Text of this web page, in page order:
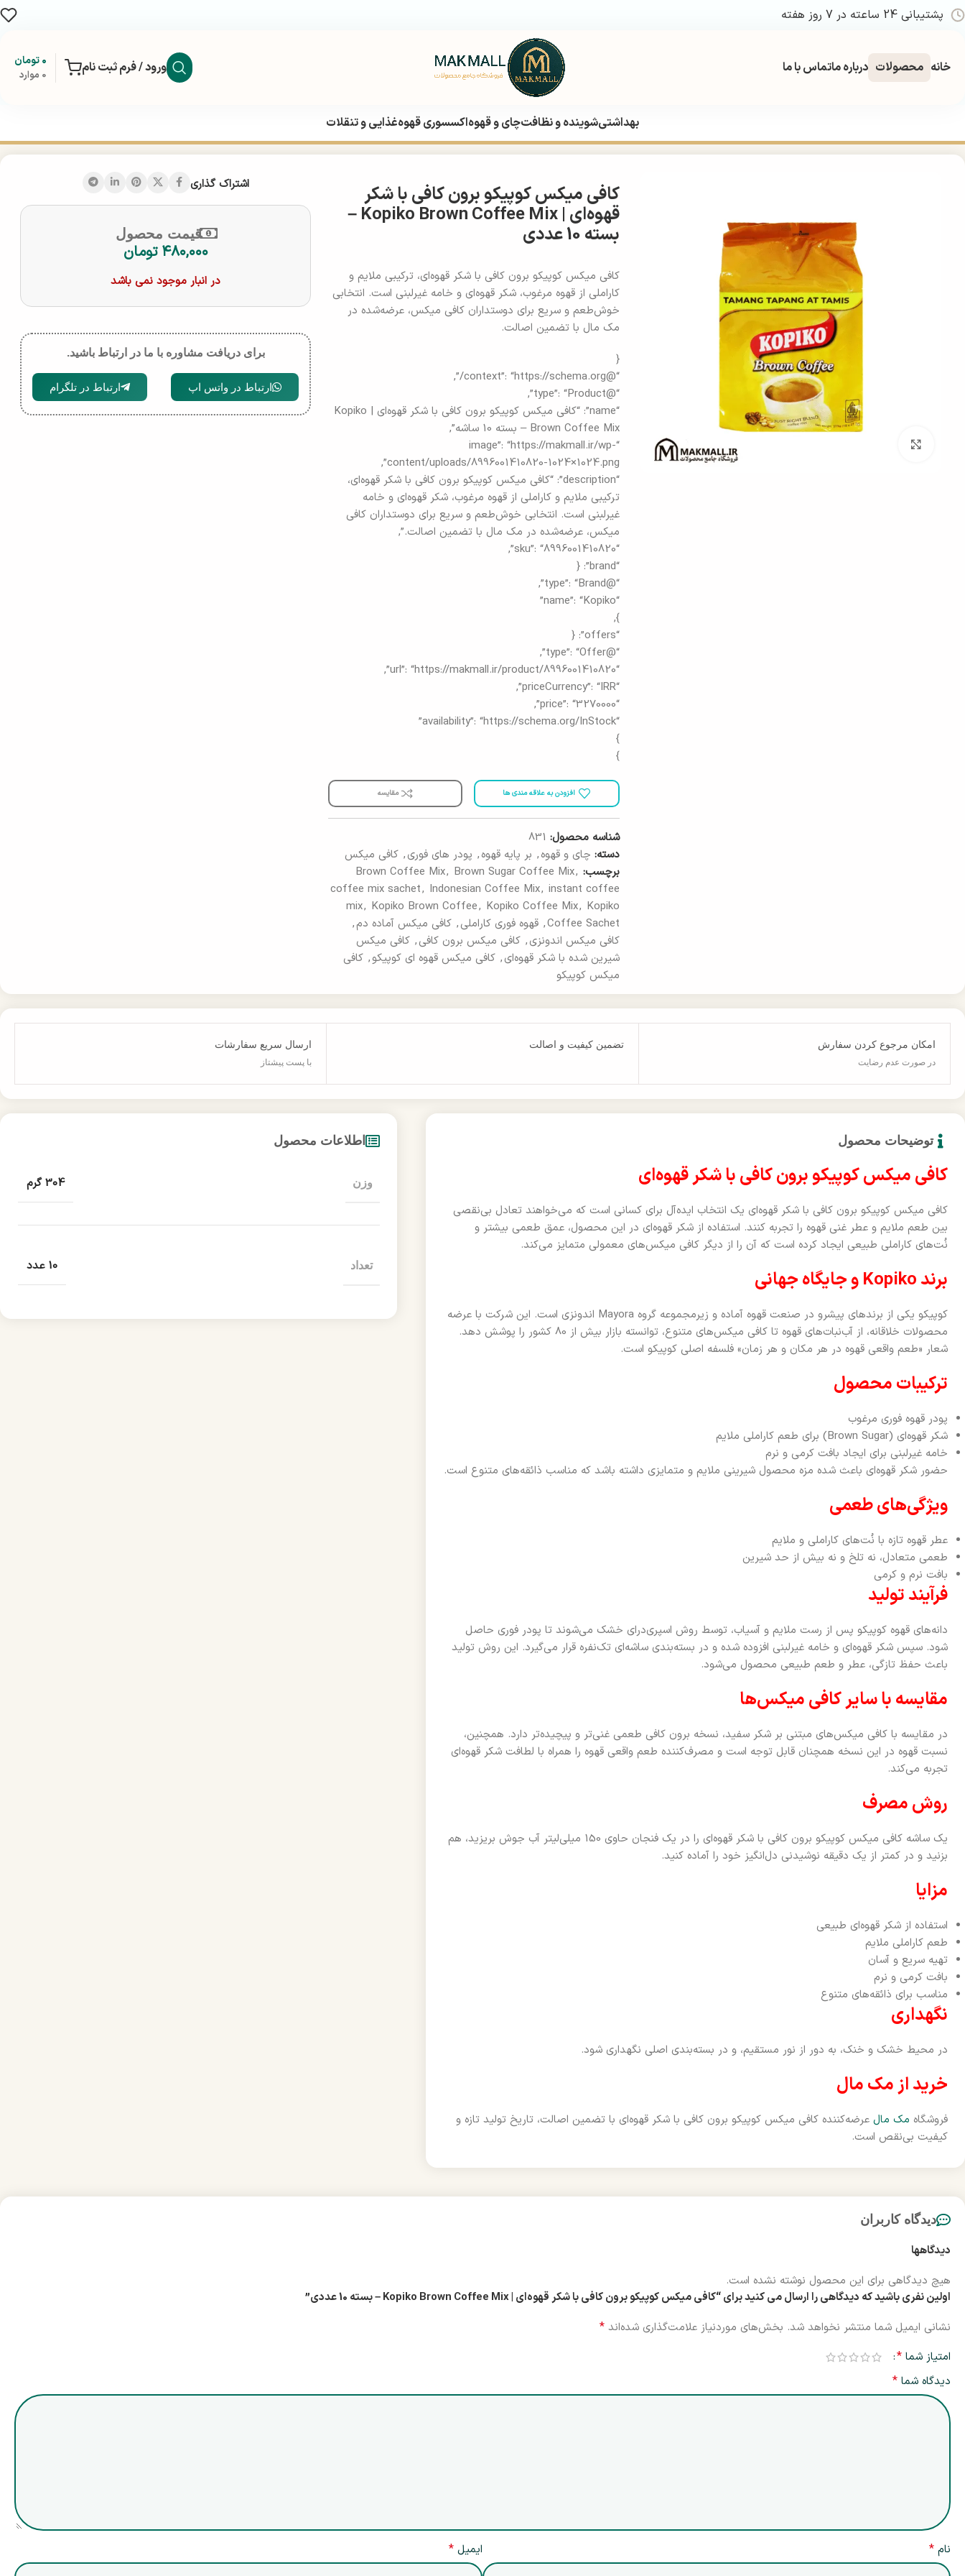
پشتیبانی 24 ساعته در 7 روز هفته
خانه محصولات درباره ماتماس با ما ورود / فرم ثبت نام 0 موارد
۰تومان
بهداشتیشوینده و نظافتچای و قهوهاکسسوری قهوهغذایی و تنقلات
خانه چای و قهوه پودر های فوری بر پایه قهوه کافی میکس کافی میکس کوپیکو برون کافی با شکر قهوه‌ای | Kopiko Brown Coffee Mix – بسته 10 عددی
کافی میکس کوپیکو برون کافی با شکر
قهوه‌ای | Kopiko Brown Coffee Mix –
بسته 10 عددی
کافی میکس کوپیکو برون کافی با شکر قهوه‌ای، ترکیبی ملایم و
کاراملی از قهوه مرغوب، شکر قهوه‌ای و خامه غیرلبنی است. انتخابی
خوش‌طعم و سریع برای دوستداران کافی میکس، عرضه‌شده در
مک مال با تضمین اصالت.
{
“@context”: “https://schema.org/”,
“@type”: “Product”,
“name”: “کافی میکس کوپیکو برون کافی با شکر قهوه‌ای | Kopiko
Brown Coffee Mix – بسته 10 ساشه”,
“image”: “https://makmall.ir/wp-
content/uploads/8996001410820-1024×1024.png”,
“description”: “کافی میکس کوپیکو برون کافی با شکر قهوه‌ای،
ترکیبی ملایم و کاراملی از قهوه مرغوب، شکر قهوه‌ای و خامه
غیرلبنی است. انتخابی خوش‌طعم و سریع برای دوستداران کافی
میکس، عرضه‌شده در مک مال با تضمین اصالت.”,
“sku”: “8996001410820”,
“brand”: {
“@type”: “Brand”,
“name”: “Kopiko”
},
“offers”: {
“@type”: “Offer”,
“url”: “https://makmall.ir/product/8996001410820”,
“priceCurrency”: “IRR”,
“price”: “3270000”,
“availability”: “https://schema.org/InStock”
}
}
افزودن به علاقه مندی ها مقایسه
شناسه محصول: 831
دسته: چای و قهوه, بر پایه قهوه, پودر های فوری, کافی میکس
برچسب:
Brown Coffee Mix, Brown Sugar Coffee Mix,
coffee mix sachet, Indonesian Coffee Mix, instant coffee
mix, Kopiko Brown Coffee, Kopiko Coffee Mix, Kopiko
Coffee Sachet
, قهوه فوری کاراملی, کافی میکس آماده دم,
کافی میکس اندونزی, کافی میکس برون کافی, کافی میکس
شیرین شده با شکر قهوه‌ای, کافی میکس قهوه ای کوپیکو, کافی
میکس کوپیکو
اشتراک گذاری
قیمت محصول
۴۸۰,۰۰۰ تومان
در انبار موجود نمی باشد
برای دریافت مشاوره با ما در ارتباط باشید.
ارتباط در واتس اپ ارتباط در تلگرام
امکان مرجوع کردن سفارش
در صورت عدم رضایت
تضمین کیفیت و اصالت ارسال سریع سفارشات
با پست پیشتاز
توضیحات محصول
کافی میکس کوپیکو برون کافی با شکر قهوه‌ای
کافی میکس کوپیکو برون کافی با شکر قهوه‌ای یک انتخاب ایده‌آل برای کسانی است که می‌خواهند تعادل بی‌نقصی
بین طعم ملایم و عطر غنی قهوه را تجربه کنند. استفاده از شکر قهوه‌ای در این محصول، عمق طعمی بیشتر و
نُت‌های کاراملی طبیعی ایجاد کرده است که آن را از دیگر کافی میکس‌های معمولی متمایز می‌کند.
برند Kopiko و جایگاه جهانی
کوپیکو یکی از برندهای پیشرو در صنعت قهوه آماده و زیرمجموعه گروه Mayora اندونزی است. این شرکت با عرضه
محصولات خلاقانه، از آب‌نبات‌های قهوه تا کافی میکس‌های متنوع، توانسته بازار بیش از 80 کشور را پوشش دهد.
شعار «طعم واقعی قهوه در هر مکان و هر زمان» فلسفه اصلی کوپیکو است.
ترکیبات محصول
پودر قهوه فوری مرغوب
شکر قهوه‌ای (Brown Sugar) برای طعم کاراملی ملایم
خامه غیرلبنی برای ایجاد بافت کرمی و نرم
حضور شکر قهوه‌ای باعث شده مزه محصول شیرینی ملایم و متمایزی داشته باشد که مناسب ذائقه‌های متنوع است.
ویژگی‌های طعمی
عطر قهوه تازه با نُت‌های کاراملی و ملایم
طعمی متعادل، نه تلخ و نه بیش از حد شیرین
بافت نرم و کرمی
فرآیند تولید
دانه‌های قهوه کوپیکو پس از رست ملایم و آسیاب، توسط روش اسپری‌درای خشک می‌شوند تا پودر فوری حاصل
شود. سپس شکر قهوه‌ای و خامه غیرلبنی افزوده شده و در بسته‌بندی ساشه‌ای تک‌نفره قرار می‌گیرد. این روش تولید
باعث حفظ تازگی، عطر و طعم طبیعی محصول می‌شود.
مقایسه با سایر کافی میکس‌ها
در مقایسه با کافی میکس‌های مبتنی بر شکر سفید، نسخه برون کافی طعمی غنی‌تر و پیچیده‌تر دارد. همچنین،
نسبت قهوه در این نسخه همچنان قابل توجه است و مصرف‌کننده طعم واقعی قهوه را همراه با لطافت شکر قهوه‌ای
تجربه می‌کند.
روش مصرف
یک ساشه کافی میکس کوپیکو برون کافی با شکر قهوه‌ای را در یک فنجان حاوی 150 میلی‌لیتر آب جوش بریزید، هم
بزنید و در کمتر از یک دقیقه نوشیدنی دل‌انگیز خود را آماده کنید.
مزایا
استفاده از شکر قهوه‌ای طبیعی
طعم کاراملی ملایم
تهیه سریع و آسان
بافت کرمی و نرم
مناسب برای ذائقه‌های متنوع
نگهداری
در محیط خشک و خنک، به دور از نور مستقیم، و در بسته‌بندی اصلی نگهداری شود.
خرید از مک مال
فروشگاه مک مال عرضه‌کننده کافی میکس کوپیکو برون کافی با شکر قهوه‌ای با تضمین اصالت، تاریخ تولید تازه و
کیفیت بی‌نقص است.
اطلاعات محصول
وزن 304 گرم
تعداد 10 عدد
دیدگاه کاربران
دیدگاهها
هیچ دیدگاهی برای این محصول نوشته نشده است.
اولین نفری باشید که دیدگاهی را ارسال می کنید برای “کافی میکس کوپیکو برون کافی با شکر قهوه‌ای | Kopiko Brown Coffee Mix – بسته 10 عددی”
نشانی ایمیل شما منتشر نخواهد شد. بخش‌های موردنیاز علامت‌گذاری شده‌اند *
امتیاز شما *
دیدگاه شما *
نام * ایمیل *